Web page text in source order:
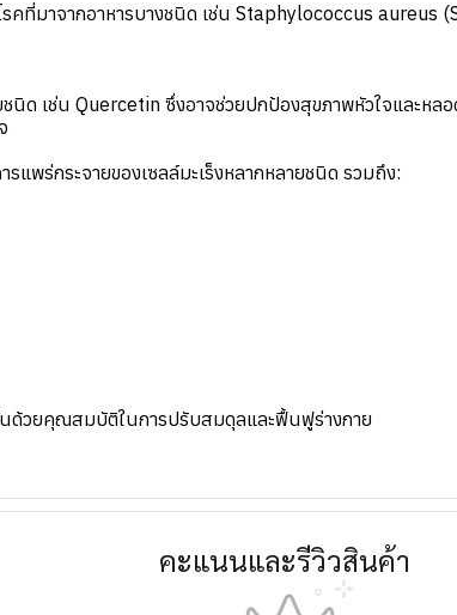
คที่มาจากอาหารบางชนิด เช่น Staphylococcus aureus
ด เช่น Quercetin ซึ่งอาจช่วยปกป้องสุขภาพหัวใจและหล
พร่กระจายของเซลล์มะเร็งหลากหลายชนิด รวมถึง:
ด้วยคุณสมบัติในการปรับสมดุลและฟื้นฟูร่างกาย
คะแนนและรีวิวสินค้า